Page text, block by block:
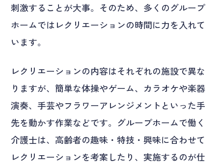
刺激することが大事。そのため、多くのグループ
ホームではレクリエーションの時間に力を入れて
います。
レクリエーションの内容はそれぞれの施設で異な
りますが、簡単な体操やゲーム、カラオケや楽器
演奏、手芸やフラワーアレンジメントといった手
先を動かす作業などです。グループホームで働く
介護士は、高齢者の趣味・特技・興味に合わせて
レクリエーションを考案したり、実施するのが仕